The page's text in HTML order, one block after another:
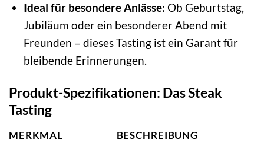
Ideal für besondere Anlässe: Ob Geburtstag,
Jubiläum oder ein besonderer Abend mit
Freunden – dieses Tasting ist ein Garant für
bleibende Erinnerungen.
Produkt-Spezifikationen: Das Steak
Tasting
MERKMAL BESCHREIBUNG